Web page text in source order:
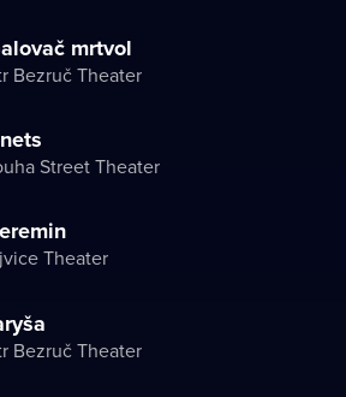
mrtvol
Bezruč Theater
Street Theater
Theater
Bezruč Theater